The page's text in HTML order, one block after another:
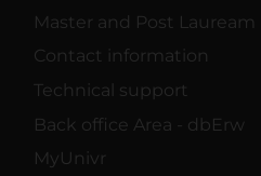
Master and Post Lauream
Contact information
Technical support
Back office Area - dbErw
MyUnivr